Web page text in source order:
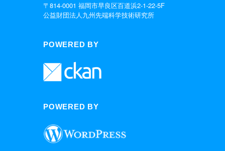
〒814-0001 福岡市早良区百道浜2-1-22-5F
公益財団法人九州先端科学技術研究所
POWERED BY
POWERED BY